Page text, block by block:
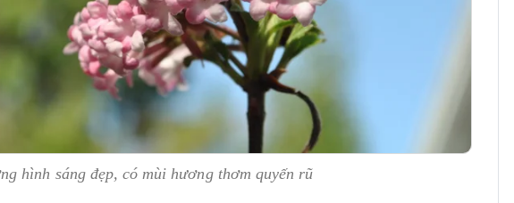
hình sáng đẹp, có mùi hương thơm quyến rũ